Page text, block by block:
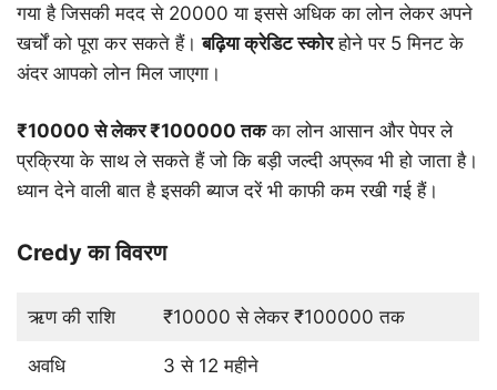
गया है जिसकी मदद से 20000 या इससे अधिक का लोन लेकर अपने
खर्चों को पूरा कर सकते हैं।बढ़िया क्रेडिट स्कोरहोने पर 5 मिनट के
अंदर आपको लोन मिल जाएगा।
₹10000से लेकर₹100000तकका लोन आसान और पेपर ले
प्रक्रिया के साथ ले सकते हैं जो कि बड़ी जल्दी अप्रूव भी हो जाता है।
ध्यान देने वाली बात है इसकी ब्याज दरें भी काफी कम रखी गई हैं।
Credy का विवरण
ऋण की राशि ₹10000 से लेकर ₹100000 तक
अवधि 3 से 12 महीने